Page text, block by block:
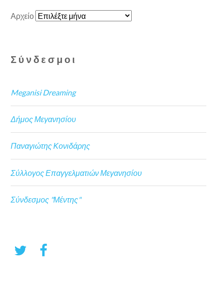
Αρχείο
Σύνδεσμοι
Meganisi Dreaming
Δήμος Μεγανησίου
Παναγιώτης Κονιδάρης
Σύλλογος Επαγγελματιών Μεγανησίου
Σύνδεσμος "Μέντης"